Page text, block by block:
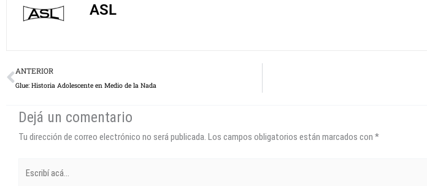
ASL
Prev
ANTERIOR
Glue: Historia Adolescente en Medio de la Nada
Dejá un comentario
Tu dirección de correo electrónico no será publicada. Los campos obligatorios están marcados con *
acá...